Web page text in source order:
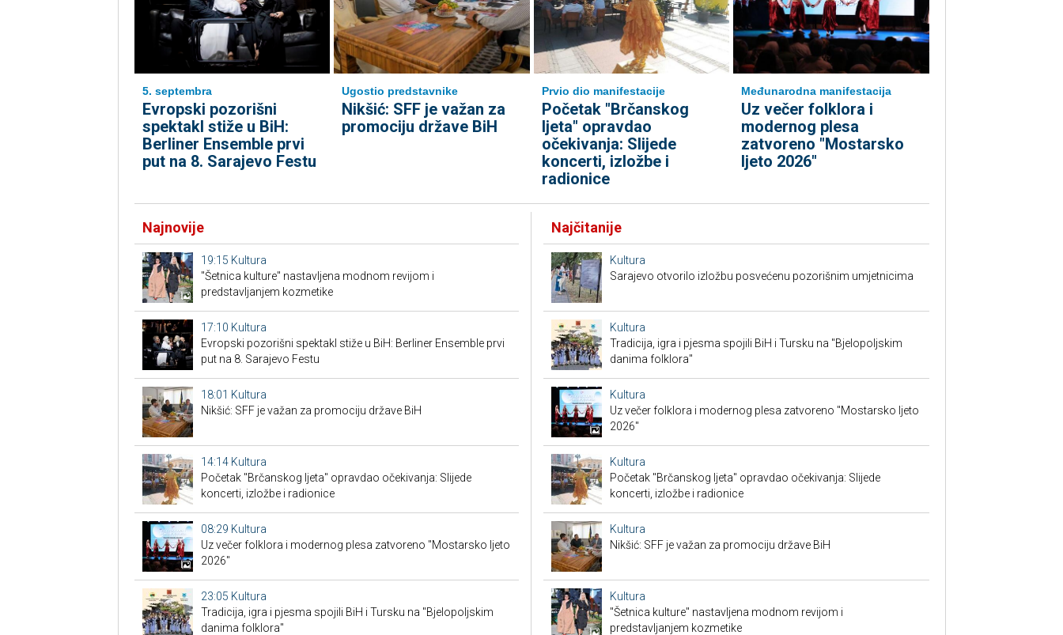
5. septembra
Evropski pozorišni
spektakl stiže u BiH:
Berliner Ensemble prvi
put na 8. Sarajevo Festu
Ugostio predstavnike
Nikšić: SFF je važan za
promociju države BiH
Prvio dio manifestacije
Početak "Brčanskog
ljeta" opravdao
očekivanja: Slijede
koncerti, izložbe i
radionice
Međunarodna manifestacija
Uz večer folklora i
modernog plesa
zatvoreno "Mostarsko
ljeto 2026"
Najnovije
19:15 Kultura
"Šetnica kulture" nastavljena modnom revijom i
predstavljanjem kozmetike
17:10 Kultura
Evropski pozorišni spektakl stiže u BiH: Berliner Ensemble prvi
put na 8. Sarajevo Festu
18:01 Kultura
Nikšić: SFF je važan za promociju države BiH
14:14 Kultura
Početak "Brčanskog ljeta" opravdao očekivanja: Slijede
koncerti, izložbe i radionice
08:29 Kultura
Uz večer folklora i modernog plesa zatvoreno "Mostarsko ljeto
2026"
23:05 Kultura
Tradicija, igra i pjesma spojili BiH i Tursku na "Bjelopoljskim
danima folklora"
Najčitanije
Kultura
Sarajevo otvorilo izložbu posvećenu pozorišnim umjetnicima
Kultura
Tradicija, igra i pjesma spojili BiH i Tursku na "Bjelopoljskim
danima folklora"
Kultura
Uz večer folklora i modernog plesa zatvoreno "Mostarsko ljeto
2026"
Kultura
Početak "Brčanskog ljeta" opravdao očekivanja: Slijede
koncerti, izložbe i radionice
Kultura
Nikšić: SFF je važan za promociju države BiH
Kultura
"Šetnica kulture" nastavljena modnom revijom i
predstavljanjem kozmetike